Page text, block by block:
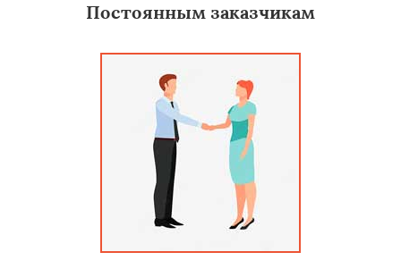
Постоянным заказчикам